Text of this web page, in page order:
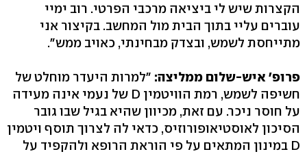
הקצרות שיש לי ביציאה מרכבי הפרטי. רוב ימיי
עוברים עליי בתוך הבית מול המחשב. בקיצור אני
מתייחסת לשמש, ובצדק מבחינתי, כאויב ממש‭."‬
פרופ' איש-שלום ממליצה: "למרות היעדר מוחלט של
חשיפה לשמש, רמת הוויטמין D של נעמי אינה מעידה
על חוסר ניכר. עם זאת, מכיוון שהיא בגיל שבו גובר
הסיכון לאוסטיאופורוזיס, כדאי לה לצרוך תוסף ויטמין
D במינון המתאים על פי הוראת הרופא ולהקפיד על